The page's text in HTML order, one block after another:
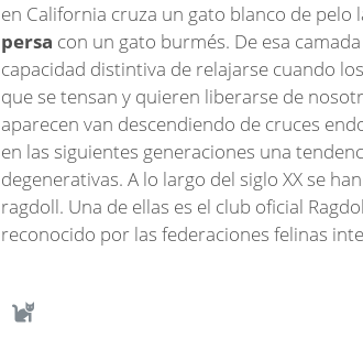
en California cruza un gato blanco de
persa con un gato burmés. De esa
capacidad distintiva de relajarse cuando
que se tensan y quieren liberarse de
aparecen van descendiendo de cruces
en las siguientes generaciones una
degenerativas. A lo largo del siglo XX se
ragdoll. Una de ellas es el club oficial
reconocido por las federaciones felinas